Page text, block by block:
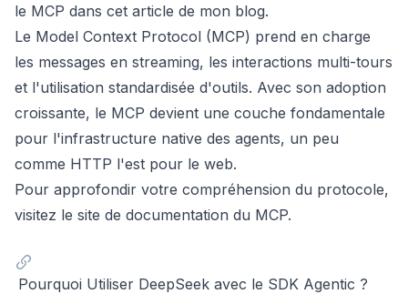
le MCP dans cet article de mon blog.
Le Model Context Protocol (MCP) prend en charge
les messages en streaming, les interactions multi-tours
et l'utilisation standardisée d'outils. Avec son adoption
croissante, le MCP devient une couche fondamentale
pour l'infrastructure native des agents, un peu
comme HTTP l'est pour le web.
Pour approfondir votre compréhension du protocole,
visitez le site de documentation du MCP.
Pourquoi Utiliser DeepSeek avec le SDK Agentic ?